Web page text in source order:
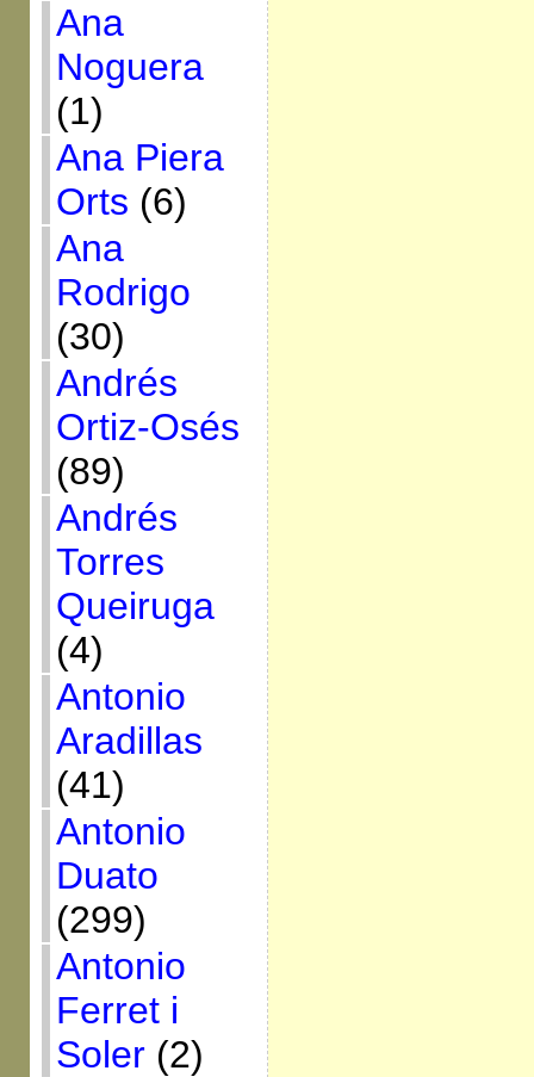
Ana
Noguera
(1)
Ana Piera
Orts (6)
Ana
Rodrigo
(30)
Andrés
Ortiz-Osés
(89)
Andrés
Torres
Queiruga
(4)
Antonio
Aradillas
(41)
Antonio
Duato
(299)
Antonio
Ferret i
Soler(2)